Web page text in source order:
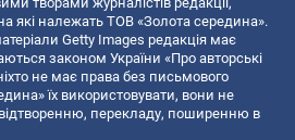
які належать ТОВ «Золота середина».
Getty Images редакція має
законом України «Про авторські
не має права без письмового
їх використовувати, вони не
перекладу, поширенню в